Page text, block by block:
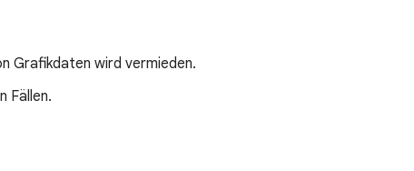
Grafikdaten wird vermieden.
Fällen.